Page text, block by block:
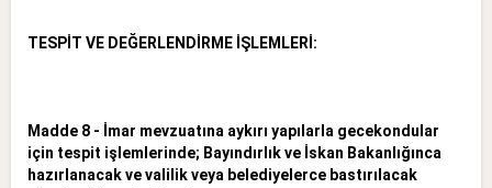
TESPİT VE DEĞERLENDİRME İŞLEMLERİ:
Madde 8 - İmar mevzuatına aykırı yapılarla gecekondular
için tespit işlemlerinde; Bayındırlık ve İskan Bakanlığınca
hazırlanacak ve valilik veya belediyelerce bastırılacak